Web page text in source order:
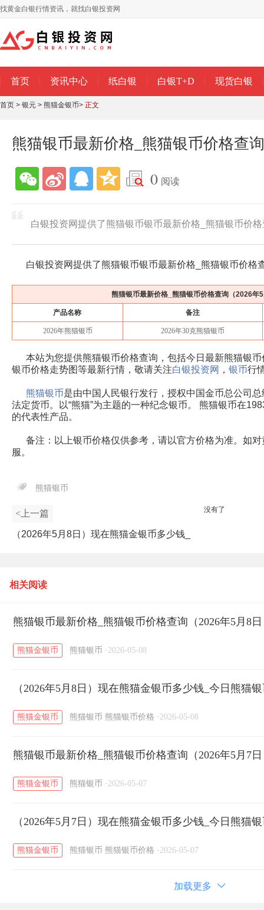
找黄金白银行情资讯，就找白银投资网
首页 资讯中心 纸白银 白银T+D 现货白银
首页 > 银元 > 熊猫金银币> 正文
熊猫银币最新价格_熊猫银币价格查
0 阅读
白银投资网提供了熊猫银币银币最新价格_熊猫银币价
白银投资网提供了熊猫银币银币最新价格_熊猫银币价格
熊猫银币最新价格_熊猫银币价格查询（2026年
产品名称 备注
2026年熊猫银币 2026年30克熊猫银币
本站为您提供熊猫银币价格查询，包括今日最新熊猫银
银币价格走势图等最新行情，敬请关注白银投资网 ， 银币行
熊猫银币是由中国人民银行发行，授权中国金币总公司
法定货币。以“熊猫”为主题的一种纪念银币。 熊猫银币在
的代表性产品。
备注：以上银币价格仅供参考，请以官方价格为准。如
服。
熊猫银币
<上一篇
（2026年5月8日）现在熊猫金银币多少钱_
没有了
相关阅读
熊猫银币最新价格_熊猫银币价格查询（2026年5月8
熊猫金银币 熊猫银币 · 2026-05-08
（2026年5月8日）现在熊猫金银币多少钱_今日熊猫
熊猫金银币 熊猫银币 熊猫银币价格 · 2026-05-08
熊猫银币最新价格_熊猫银币价格查询（2026年5月7
熊猫金银币 熊猫银币 · 2026-05-07
（2026年5月7日）现在熊猫金银币多少钱_今日熊猫
熊猫金银币 熊猫银币 熊猫银币价格 · 2026-05-07
加载更多